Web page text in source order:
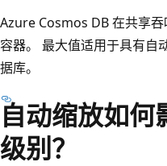
Azure Cosmos DB 在共享
容器。 最大值适用于具有自
据库。
自动缩放如
级别？